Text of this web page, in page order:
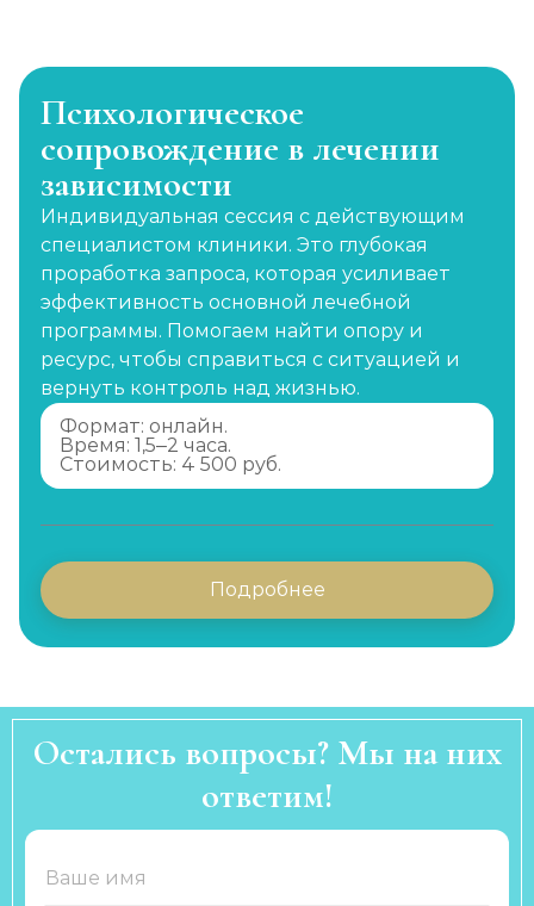
Психологическое
сопровождение в лечении
зависимости
Индивидуальная сессия с действующим
специалистом клиники. Это глубокая
проработка запроса, которая усиливает
эффективность основной лечебной
программы. Помогаем найти опору и
ресурс, чтобы справиться с ситуацией и
вернуть контроль над жизнью.
Формат: онлайн.
Время: 1,5–2 часа.
Стоимость: 4 500 руб.
Подробнее
Остались вопросы? Мы на них
ответим!